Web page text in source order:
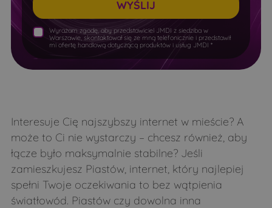
Stanisławów Pierwszy
Stanisławowo
Stare Orzechowo
Topolina
Warszawa
Wieliszew
Wołomin
Wymysły
Ząbki
Zamienie
Zapiecki
Zegrze
Zegrze Południowe
Zielonka
Klichy
Klimkowicze
Kłyzówka
Knorozy
Koski-Falki
Koski-Wypychy
Koszele
Koszewo
Kowale
Kożuszki
Krupice
Kruzy
Krynki-Jarki
Krzywa
Wyrażam zgodę, aby przedstawiciel JMDI z siedziba w
Warszawie, skontaktował się ze mną telefonicznie i przedstawił
mi ofertę handlową dotyczącą produktów i usług JMDI *
Interesuje Cię najszybszy internet w mieście? A
może to Ci nie wystarczy – chcesz również, aby
łącze było maksymalnie stabilne? Jeśli
zamieszkujesz Piastów, internet, który najlepiej
spełni Twoje oczekiwania to bez wątpienia
światłowód. Piastów czy dowolna inna